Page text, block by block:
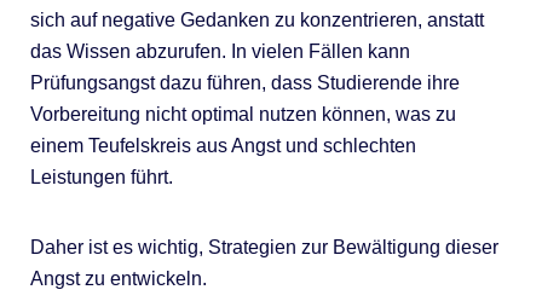
sich auf negative Gedanken zu konzentrieren, anstatt
das Wissen abzurufen. In vielen Fällen kann
Prüfungsangst dazu führen, dass Studierende ihre
Vorbereitung nicht optimal nutzen können, was zu
einem Teufelskreis aus Angst und schlechten
Leistungen führt.
Daher ist es wichtig, Strategien zur Bewältigung dieser
Angst zu entwickeln.